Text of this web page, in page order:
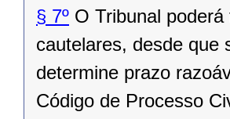
§ 7º O Tribunal
cautelares, desde que
determine prazo
Código de Processo